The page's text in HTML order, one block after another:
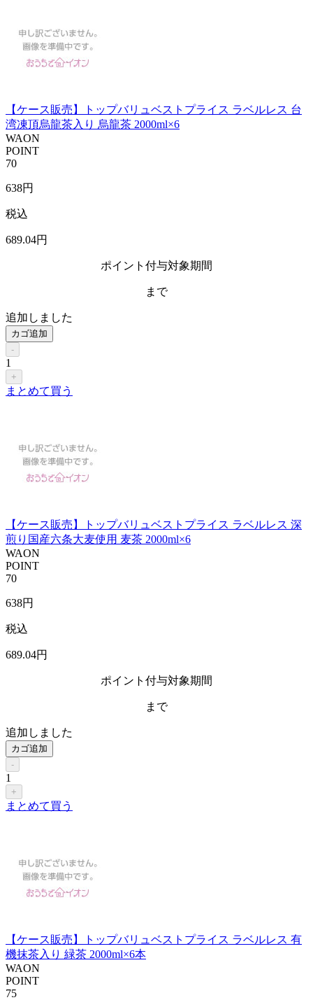
【ケース販売】トップバリュベストプライス ラベルレス 台
湾凍頂烏龍茶入り 烏龍茶 2000ml×6
WAON
POINT
70
638円
税込
689.04円
ポイント付与対象期間
まで
追加しました
カゴ追加
-
1
+
まとめて買う
【ケース販売】トップバリュベストプライス ラベルレス 深
煎り国産六条大麦使用 麦茶 2000ml×6
WAON
POINT
70
638円
税込
689.04円
ポイント付与対象期間
まで
追加しました
カゴ追加
-
1
+
まとめて買う
【ケース販売】トップバリュベストプライス ラベルレス 有
機抹茶入り 緑茶 2000ml×6本
WAON
POINT
75